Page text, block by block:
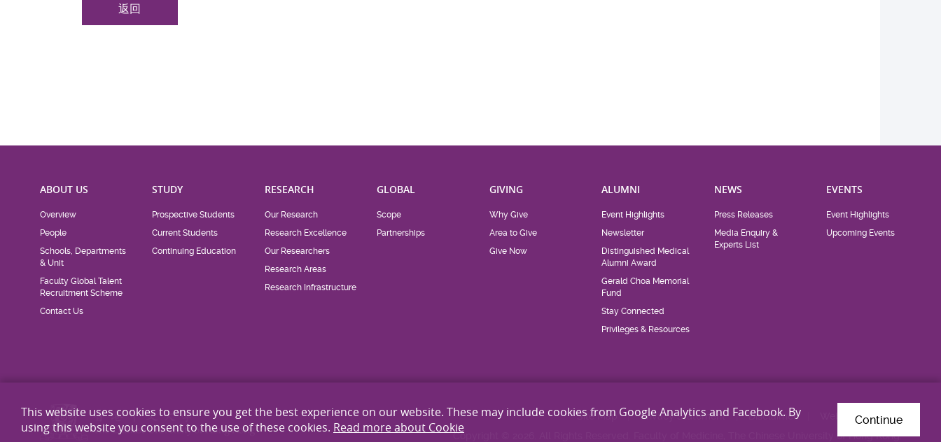
返回
ABOUT US
Overview
People
Schools, Departments
& Unit
Faculty Global Talent
Recruitment Scheme
Contact Us
STUDY
Prospective Students
Current Students
Continuing Education
RESEARCH
Our Research
Research Excellence
Our Researchers
Research Areas
Research Infrastructure
GLOBAL
Scope
Partnerships
GIVING
Why Give
Area to Give
Give Now
ALUMNI
Event Highlights
Newsletter
Distinguished Medical
Alumni Award
Gerald Choa Memorial
Fund
Stay Connected
Privileges & Resources
NEWS
Press Releases
Media Enquiry &
Experts List
EVENTS
Event Highlights
Upcoming Events
Site Map Privacy Statement Disclaimer
Web Accessibility
Copyright © 2026. All Rights Reserved. Faculty of Medicine, The Chinese University of Hong Kong.
This website uses cookies to ensure you get the best experience on our website. These may include cookies from Google Analytics and Facebook. By
using this website you consent to the use of these cookies. Read more about Cookie Continue